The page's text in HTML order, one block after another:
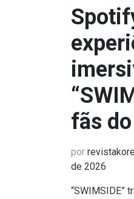
fãs
por
de 2026
“SWIMSIDE”